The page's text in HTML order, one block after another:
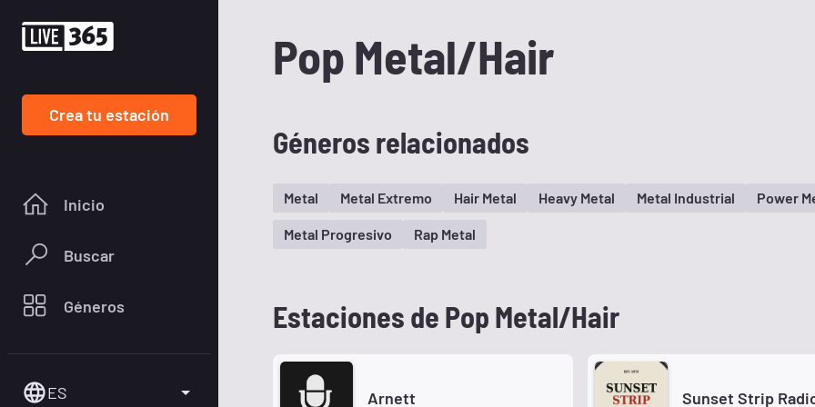
Crea tu estación
Inicio
Buscar
Géneros
ES
Pop Metal/Hair
Géneros relacionados
Metal Metal Extremo Hair Metal Heavy Metal Metal Industrial Power
Metal Progresivo Rap Metal
Estaciones de Pop Metal/Hair
Arnett Sunset Strip